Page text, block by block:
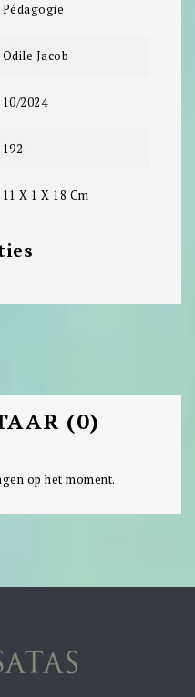
Pédagogie
Odile Jacob
10/2024
192
11 X 1 X 18 Cm
(0)
op het moment.